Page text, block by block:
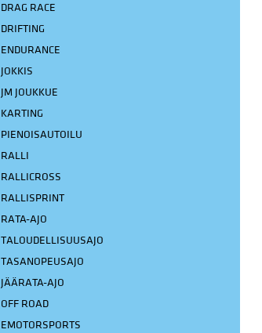
DRAG RACE
DRIFTING
ENDURANCE
JOKKIS
JM JOUKKUE
KARTING
PIENOISAUTOILU
RALLI
RALLICROSS
RALLISPRINT
RATA-AJO
TALOUDELLISUUSAJO
TASANOPEUSAJO
JÄÄRATA-AJO
OFF ROAD
EMOTORSPORTS